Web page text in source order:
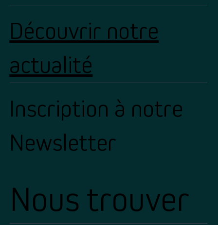
Découvrir notre
actualité
Inscription à notre
Newsletter
Nous trouver